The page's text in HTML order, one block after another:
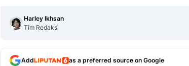
Harley Ikhsan
Tim Redaksi
Add as a preferred source on Google